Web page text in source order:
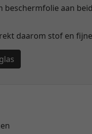
beschermfolie aan
daarom stof en